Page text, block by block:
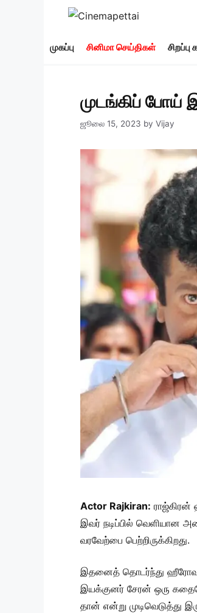
முகப்பு சினிமா செய்திகள்
முடங்கிப் போய்
ஜூலை 15, 2023 by Vijay
Actor Rajkiran: ராஜ்கிரன்
இவர் நடிப்பில் வெளியான
வரவேற்பை பெற்றிருக்கிறது.
இதனைத் தொடர்ந்து
இயக்குனர் சேரன் ஒரு
தான் என்று முடிவெடுத்து